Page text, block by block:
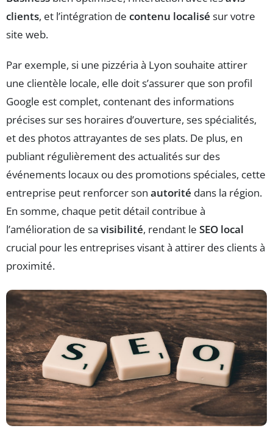
clients, et l’intégration de contenu localisé sur votre
site web.
Par exemple, si une pizzéria à Lyon souhaite attirer
une clientèle locale, elle doit s’assurer que son profil
Google est complet, contenant des informations
précises sur ses horaires d’ouverture, ses spécialités,
et des photos attrayantes de ses plats. De plus, en
publiant régulièrement des actualités sur des
événements locaux ou des promotions spéciales, cette
entreprise peut renforcer son autorité dans la région.
En somme, chaque petit détail contribue à
l’amélioration de sa visibilité, rendant le SEO local
crucial pour les entreprises visant à attirer des clients à
proximité.